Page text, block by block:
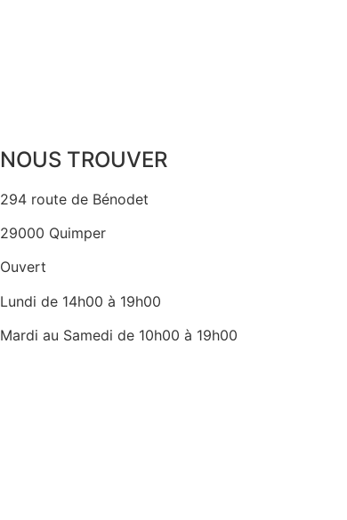
NOUS TROUVER
294 route de Bénodet
29000 Quimper
Ouvert
Lundi de 14h00 à 19h00
Mardi au Samedi de 10h00 à 19h00